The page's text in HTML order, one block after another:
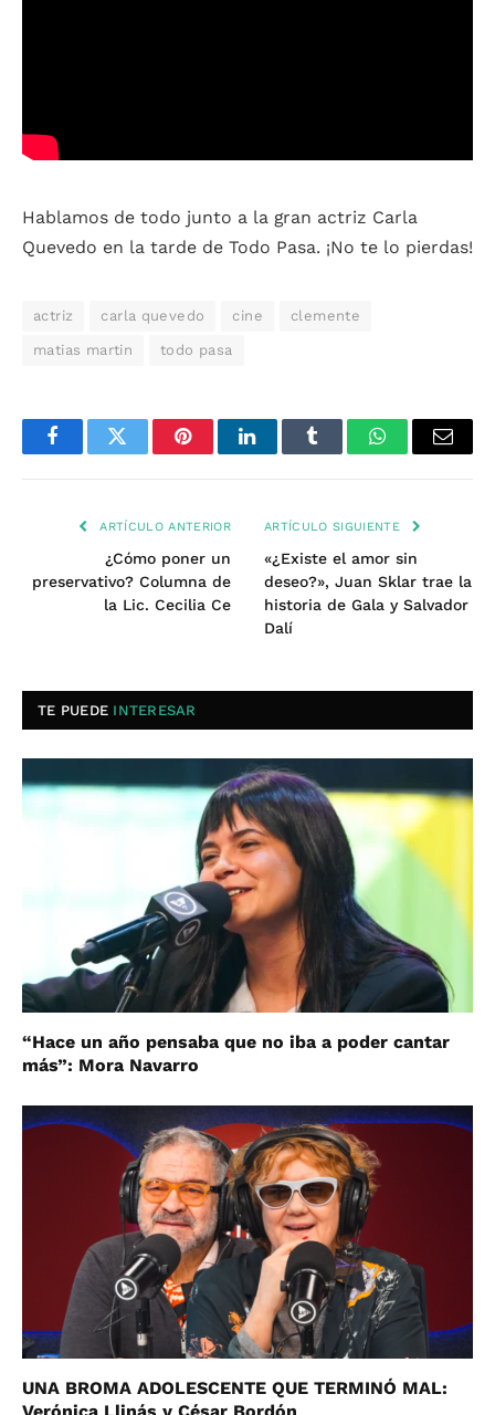
Hablamos de todo junto a la gran actriz Carla
Quevedo en la tarde de Todo Pasa. ¡No te lo pierdas!
actriz carla quevedo cine clemente
matias martin todo pasa
FacebookTwitter PinterestLinkedInTumblr WhatsAppEmail
ARTÍCULO ANTERIOR
¿Cómo poner un
preservativo? Columna de
la Lic. Cecilia Ce
ARTÍCULO SIGUIENTE
«¿Existe el amor sin
deseo?», Juan Sklar trae la
historia de Gala y Salvador
Dalí
TE PUEDE INTERESAR
“Hace un año pensaba que no iba a poder cantar
más”: Mora Navarro
UNA BROMA ADOLESCENTE QUE TERMINÓ MAL: